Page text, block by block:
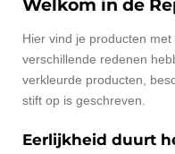
Welkom in de
Hier vind je producten
verschillende redenen
verkleurde producten,
stift op is geschreven.
Eerlijkheid duurt